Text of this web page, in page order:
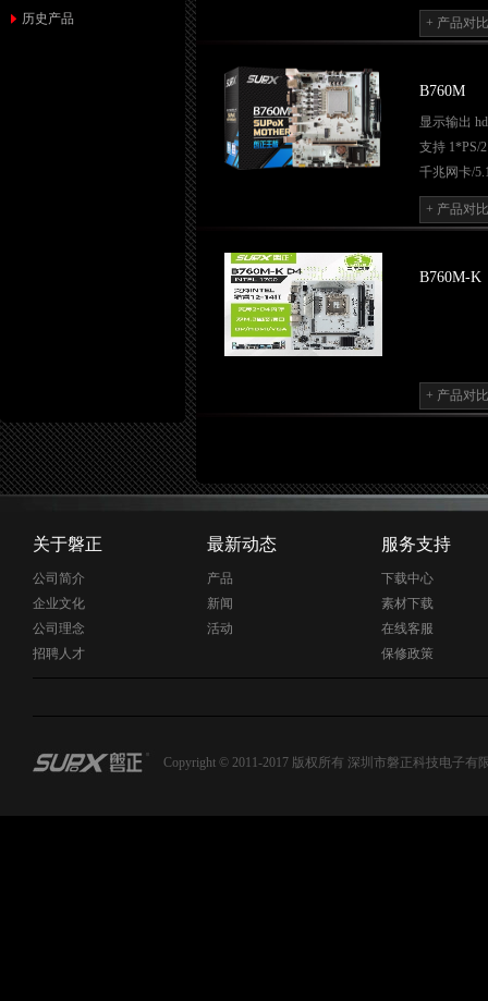
历史产品
采用1 个
支持4 个
+ 产品对比
B760M
显示输出
支持 1*PS/
千兆网卡/
金属pci
带WiFi、
m.2 sata/pci
+ 产品对比
B760M-K
+ 产品对比
关于磐正
公司简介
企业文化
公司理念
招聘人才
最新动态
产品
新闻
活动
服务支持
下载中心
素材下载
在线客服
保修政策
Copyright © 2011-2017 版权所有 深圳市磐正科技电子有